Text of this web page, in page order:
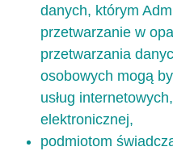
danych, którym
przetwarzanie w
przetwarzania
osobowych mogą
usług
elektronicznej,
podmiotom